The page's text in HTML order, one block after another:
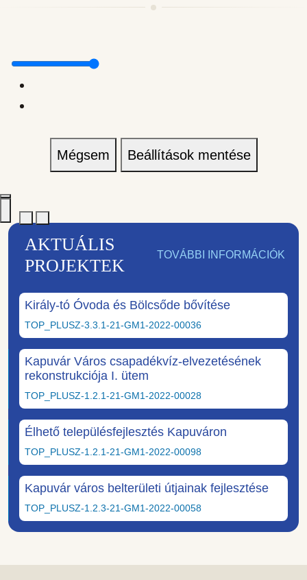
Mégsem Beállítások mentése
AKTUÁLIS
PROJEKTEK
TOVÁBBI INFORMÁCIÓK
Király-tó Óvoda és Bölcsőde bővítése
TOP_PLUSZ-3.3.1-21-GM1-2022-00036
Kapuvár Város csapadékvíz-elvezetésének
rekonstrukciója I. ütem
TOP_PLUSZ-1.2.1-21-GM1-2022-00028
Élhető településfejlesztés Kapuváron
TOP_PLUSZ-1.2.1-21-GM1-2022-00098
Kapuvár város belterületi útjainak fejlesztése
TOP_PLUSZ-1.2.3-21-GM1-2022-00058